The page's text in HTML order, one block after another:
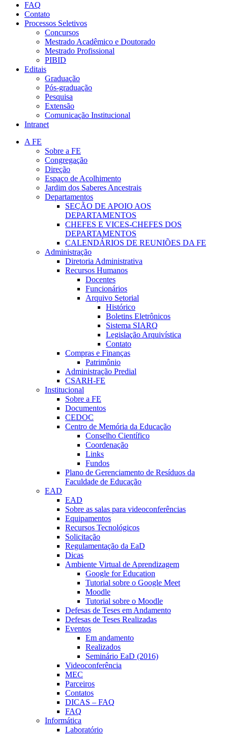
FAQ
Contato
Processos Seletivos
Concursos
Mestrado Acadêmico e Doutorado
Mestrado Profissional
PIBID
Editais
Graduação
Pós-graduação
Pesquisa
Extensão
Comunicação Institucional
Intranet
A FE
Sobre a FE
Congregação
Direção
Espaço de Acolhimento
Jardim dos Saberes Ancestrais
Departamentos
SEÇÃO DE APOIO AOS
DEPARTAMENTOS
CHEFES E VICES-CHEFES DOS
DEPARTAMENTOS
CALENDÁRIOS DE REUNIÕES DA FE
Administração
Diretoria Administrativa
Recursos Humanos
Docentes
Funcionários
Arquivo Setorial
Histórico
Boletins Eletrônicos
Sistema SIARQ
Legislação Arquivística
Contato
Compras e Finanças
Patrimônio
Administração Predial
CSARH-FE
Institucional
Sobre a FE
Documentos
CEDOC
Centro de Memória da Educação
Conselho Científico
Coordenação
Links
Fundos
Plano de Gerenciamento de Resíduos da
Faculdade de Educação
EAD
EAD
Sobre as salas para videoconferências
Equipamentos
Recursos Tecnológicos
Solicitação
Regulamentação da EaD
Dicas
Ambiente Virtual de Aprendizagem
Google for Education
Tutorial sobre o Google Meet
Moodle
Tutorial sobre o Moodle
Defesas de Teses em Andamento
Defesas de Teses Realizadas
Eventos
Em andamento
Realizados
Seminário EaD (2016)
Videoconferência
MEC
Parceiros
Contatos
DICAS – FAQ
FAQ
Informática
Laboratório